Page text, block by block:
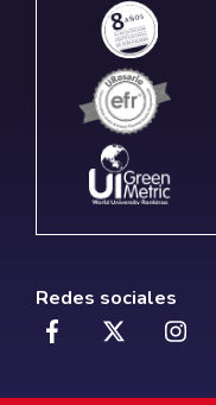
Redes sociales